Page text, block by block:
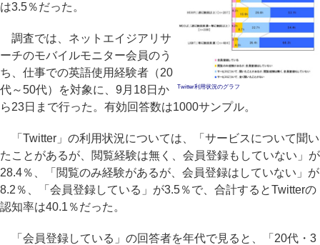
Twitter利用状況のグラフ
は3.5％だった。
調査では、ネットエイジアリサ
ーチのモバイルモニター会員のう
ち、仕事での英語使用経験者（20
代～50代）を対象に、9月18日か
ら23日まで行った。有効回答数は1000サンプル。
「Twitter」の利用状況については、「サービスについて聞い
たことがあるが、閲覧経験は無く、会員登録もしていない」が
28.4％、「閲覧のみ経験があるが、会員登録はしていない」が
8.2％、「会員登録している」が3.5％で、合計するとTwitterの
認知率は40.1％だった。
「会員登録している」の回答者を年代で見ると、「20代・3